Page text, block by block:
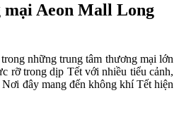
Aeon Mall Long
những trung tâm thương mại lớn
rỡ trong dịp Tết với nhiều tiểu cảnh,
đây mang đến không khí Tết hiện